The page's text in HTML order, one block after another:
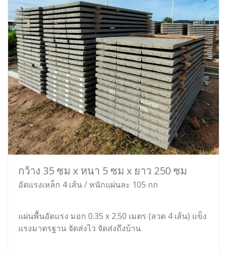
กว้าง 35 ซม x หนา 5 ซม x ยาว 250 ซม
อัดแรงเหล็ก 4 เส้น / หนักแผ่นละ 105 กก
แผ่นพื้นอัดแรง มอก 0.35 x 2.50 เมตร (ลวด 4 เส้น) แข็ง
แรงมาตรฐาน จัดส่งไว จัดส่งถึงบ้าน